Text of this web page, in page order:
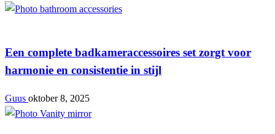
Een complete badkameraccessoires set zorgt voor
harmonie en consistentie in stijl
Guus oktober 8, 2025